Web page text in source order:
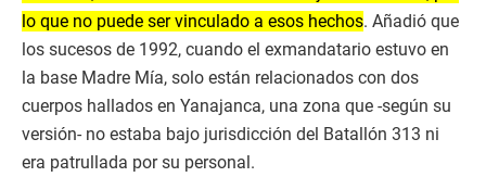
lo que no puede ser vinculado a esos hechos. Añadió que
los sucesos de 1992, cuando el exmandatario estuvo en
la base Madre Mía, solo están relacionados con dos
cuerpos hallados en Yanajanca, una zona que -según su
versión- no estaba bajo jurisdicción del Batallón 313 ni
era patrullada por su personal.